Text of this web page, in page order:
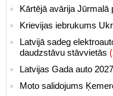
Kārtējā avārija Jūrmalā
Krievijas iebrukums
Latvijā sadeg
daudzstāvu stāvvietās
Latvijas Gada auto
Moto salidojums